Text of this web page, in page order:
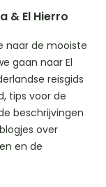
& El Hierro
naar de mooiste
gaan naar El
reisgids
tips voor de
beschrijvingen
over
en de